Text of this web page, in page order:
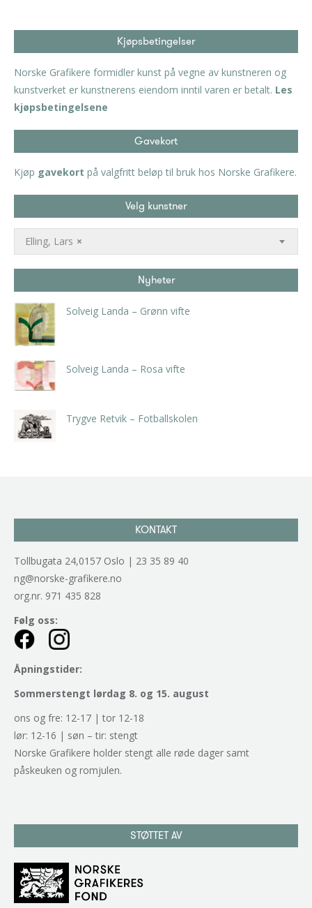
Kjøpsbetingelser
Norske Grafikere formidler kunst på vegne av kunstneren og
kunstverket er kunstnerens eiendom inntil varen er betalt. Les
kjøpsbetingelsene
Gavekort
Kjøp gavekort på valgfritt beløp til bruk hos Norske Grafikere.
Velg kunstner
×
Elling, Lars
Nyheter
Solveig Landa – Grønn vifte
Solveig Landa – Rosa vifte
Trygve Retvik – Fotballskolen
KONTAKT
Tollbugata 24,0157 Oslo | 23 35 89 40
ng@norske-grafikere.no
org.nr. 971 435 828
Følg oss:
Åpningstider:
Sommerstengt lørdag 8. og 15. august
ons og fre: 12-17 | tor 12-18
lør: 12-16 | søn – tir: stengt
Norske Grafikere holder stengt alle røde dager samt
påskeuken og romjulen.
STØTTET AV